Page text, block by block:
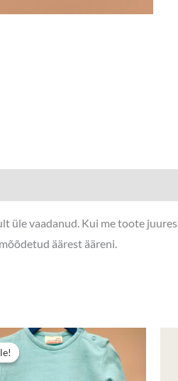
vaadanud. Kui me toote
äärest ääreni.
oli:
3,90 €.